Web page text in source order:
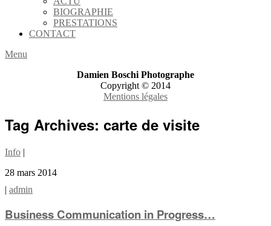
BIOGRAPHIE
PRESTATIONS
CONTACT
Menu
Damien Boschi Photographe
Copyright © 2014
Mentions légales
Tag Archives: carte de visite
Info |
28 mars 2014
| admin
Business Communication in Progress…